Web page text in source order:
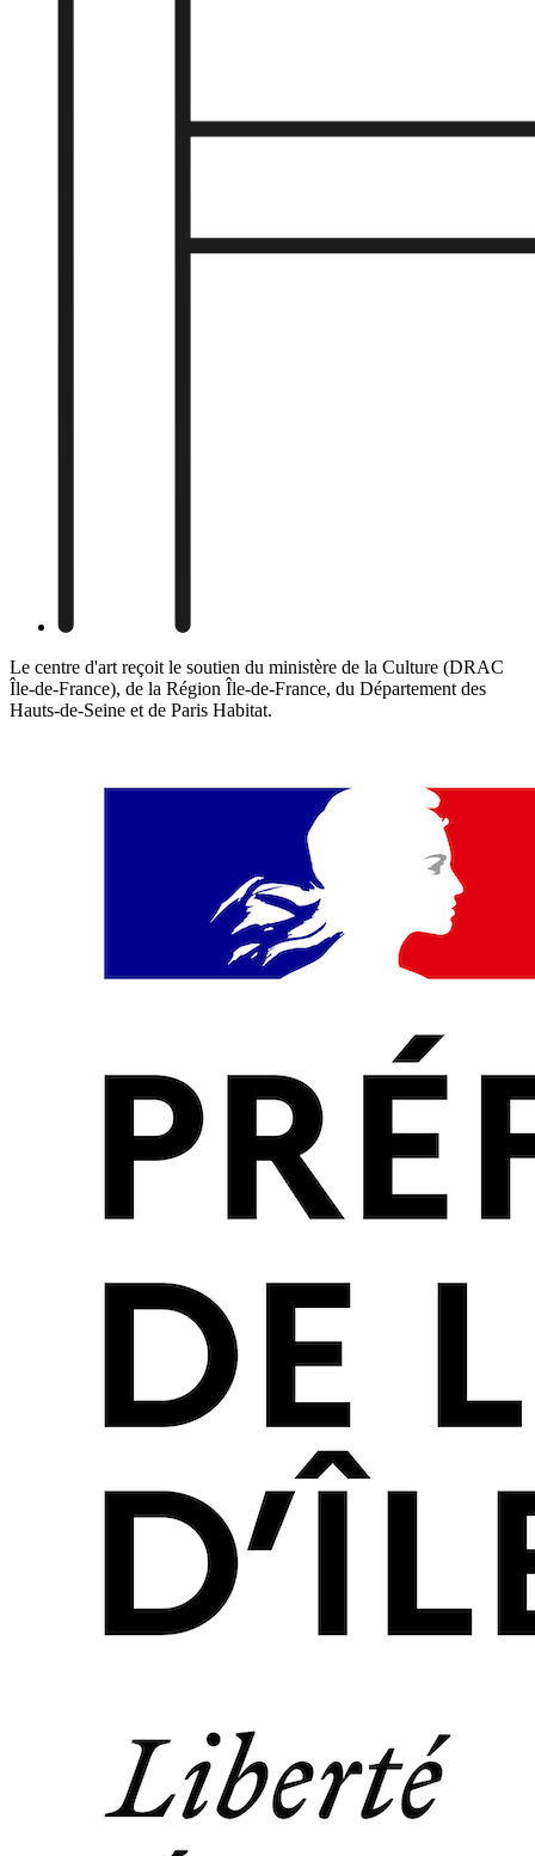
Le centre d'art reçoit le soutien du ministère de la Culture (DRAC
Île-de-France), de la Région Île-de-France, du Département des
Hauts-de-Seine et de Paris Habitat.